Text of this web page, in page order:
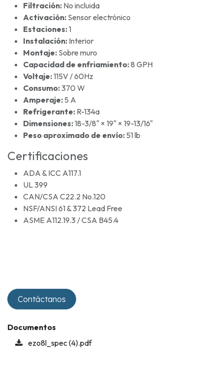
Filtración: No incluida
Activación: Sensor electrónico
Estaciones:1
Instalación: Interior
Montaje: Sobre muro
Capacidad de enfriamiento:8 GPH
Voltaje:115V / 60Hz
Consumo:370 W
Amperaje: 5 A
Refrigerante: R-134a
Dimensiones:18-3/8" × 19" × 19-13/16"
Peso aproximado de envío: 51 lb
Certificaciones
ADA & ICC A117.1
UL 399
CAN/CSA C22.2 No.120
NSF/ANSI 61 & 372 Lead Free
ASME A112.19.3 / CSA B45.4
Contáctanos
Documentos
ezo8l_spec (4).pdf